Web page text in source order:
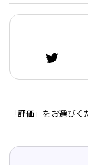
「評価」をお選びく